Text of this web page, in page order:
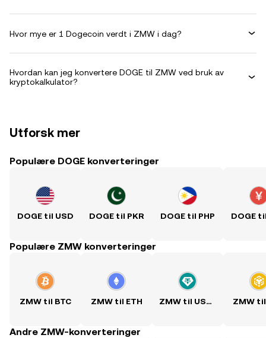
Hvor mye er 1 Dogecoin verdt i ZMW i dag?
Hvordan kan jeg konvertere DOGE til ZMW ved bruk av
kryptokalkulator?
Utforsk mer
Populære DOGE konverteringer
DOGE til USD DOGE til PKR DOGE til PHP DOGE
Populære ZMW konverteringer
ZMW til BTC ZMW til ETH ZMW til USDT ZMW til
Andre ZMW-konverteringer